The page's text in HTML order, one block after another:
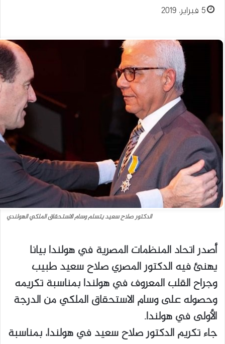
5 فبراير، 2019
الدكتور صلاح سعيد يتسلم وسام الاستحقاق الملكي الهولندي
أصدر اتحاد المنظمات المصرية في هولندا بيانا
يهنئ فيه الدكتور المصري صلاح سعيد طبيب
وجراح القلب المعروف في هولندا بمناسبة تكريمه
وحصوله على وسام الاستحقاق الملكي من الدرجة
الأولى في هولندا.
جاء تكريم الدكتور صلاح سعيد في هولندا، بمناسبة